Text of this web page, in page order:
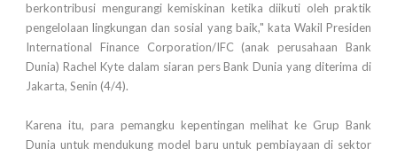
berkontribusi mengurangi kemiskinan ketika diikuti oleh praktik
pengelolaan lingkungan dan sosial yang baik," kata Wakil Presiden
International Finance Corporation/IFC (anak perusahaan Bank
Dunia) Rachel Kyte dalam siaran pers Bank Dunia yang diterima di
Jakarta, Senin (4/4).
Karena itu, para pemangku kepentingan melihat ke Grup Bank
Dunia untuk mendukung model baru untuk pembiayaan di sektor